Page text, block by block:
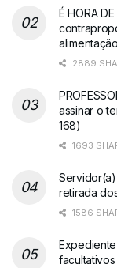
É HORA
alimentação
2889
assinar o
168)
1693
retirada
1586